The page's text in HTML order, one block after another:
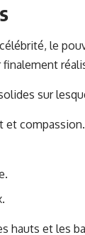
le
sur
et compassion.
hauts et les